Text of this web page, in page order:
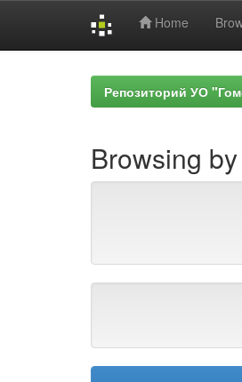
Home
Репозиторий УО
Browsing